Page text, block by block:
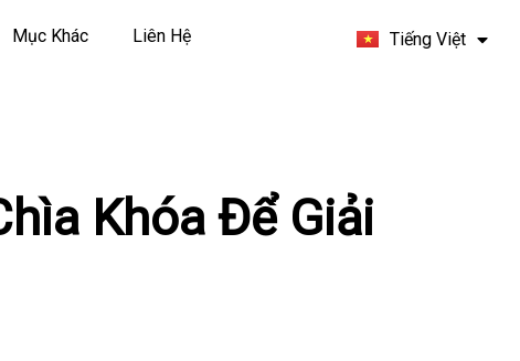
Mục Khác Liên Hệ Tiếng Việt
Français
Khóa Để Giải